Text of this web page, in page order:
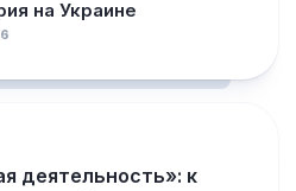
на Украине
деятельность»: к